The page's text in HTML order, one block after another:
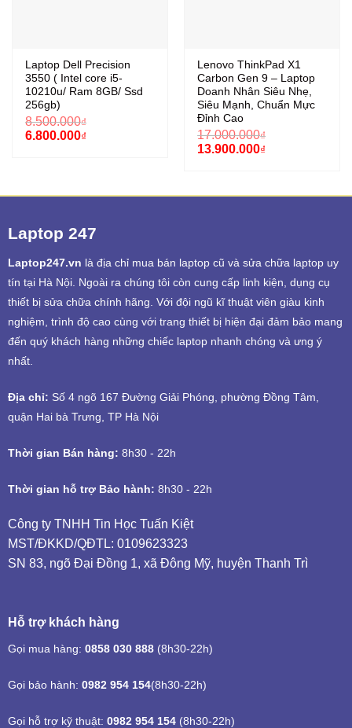
Laptop Dell Precision
3550 ( Intel core i5-
10210u/ Ram 8GB/ Ssd
256gb)
8.500.000₫
Giá
6.800.000₫
Lenovo ThinkPad X1
Carbon Gen 9 – Laptop
Doanh Nhân Siêu Nhẹ,
Siêu Mạnh, Chuẩn Mực
Đỉnh Cao
17.000.000₫
Giá
13.900.000₫
13.900.000₫.
Laptop 247
Laptop247.vn là địa chỉ mua bán laptop cũ và sửa chữa laptop uy
tín tại Hà Nội. Ngoài ra chúng tôi còn cung cấp linh kiện, dụng cụ
thiết bị sửa chữa chính hãng. Với đội ngũ kĩ thuật viên giàu kinh
nghiệm, trình độ cao cùng với trang thiết bị hiện đại đảm bảo mang
đến quý khách hàng những chiếc laptop nhanh chóng và ưng ý
nhất.
Địa chỉ: Số 4 ngõ 167 Đường Giải Phóng, phường Đồng Tâm,
quận Hai bà Trưng, TP Hà Nội
Thời gian Bán hàng: 8h30 - 22h
Thời gian hỗ trợ Bảo hành: 8h30 - 22h
Công ty TNHH Tin Học Tuấn Kiệt
MST/ĐKKD/QĐTL: 0109623323
SN 83, ngõ Đại Đồng 1, xã Đông Mỹ, huyện Thanh Trì
Hỗ trợ khách hàng
Gọi mua hàng: 0858 030 888(8h30-22h)
Gọi bảo hành: 0982 954 154(8h30-22h)
Gọi hỗ trợ kỹ thuật: 0982 954 154 (8h30-22h)